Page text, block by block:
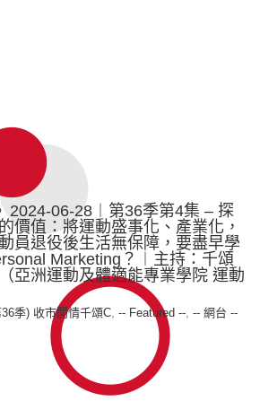
2024-06-28︱第36季第4集 – 探
價值：將運動盛事化、產業化，
員退役後生活無保障，要盡早學
Marketing？︱主持：千頌
亞洲運動及體適能專業學院 運動
季) 收市閒情千頌C, -- Featured --, -- 網台 --